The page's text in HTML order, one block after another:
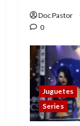
Doc Pastor
0
Juguetes
Series